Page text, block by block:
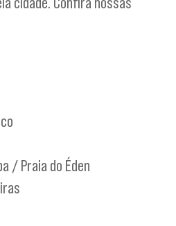
/ Praia do Éden